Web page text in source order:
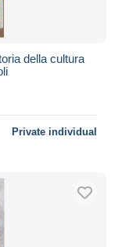
della cultura
Private individual